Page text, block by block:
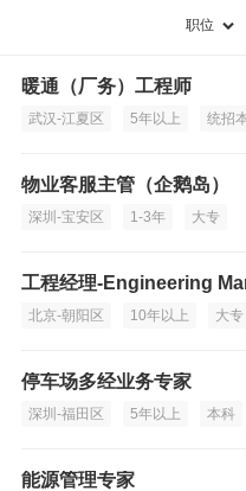
职位
暖通（厂务）工程师
武汉-江夏区 5年以上 统招
物业客服主管（企鹅岛）
深圳-宝安区 1-3年 大专
工程经理-Engineering
北京-朝阳区 10年以上 大专
停车场多经业务专家
深圳-福田区 5年以上 本科
能源管理专家